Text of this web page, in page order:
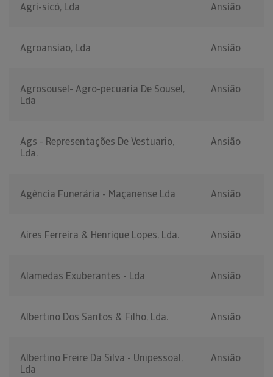
Agri-sicó, Lda Ansião
Agroansiao, Lda Ansião
Agrosousel- Agro-pecuaria De Sousel,
Lda
Ansião
Ags - Representações De Vestuario,
Lda.
Ansião
Agência Funerária - Maçanense Lda Ansião
Aires Ferreira & Henrique Lopes, Lda. Ansião
Alamedas Exuberantes - Lda Ansião
Albertino Dos Santos & Filho, Lda. Ansião
Albertino Freire Da Silva - Unipessoal,
Lda
Ansião